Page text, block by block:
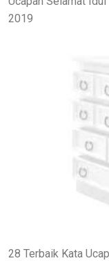
2019
28 Terbaik Kata